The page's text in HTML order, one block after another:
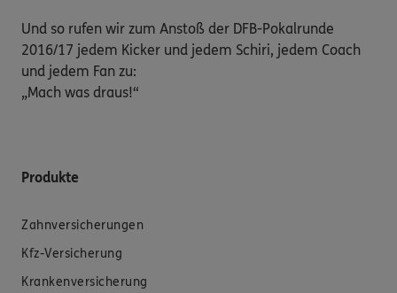
Und so rufen wir zum Anstoß der DFB-Pokalrunde
2016/17 jedem Kicker und jedem Schiri, jedem Coach
und jedem Fan zu:
„Mach was draus!“
Produkte
Zahnversicherungen
Kfz-Versicherung
Krankenversicherung